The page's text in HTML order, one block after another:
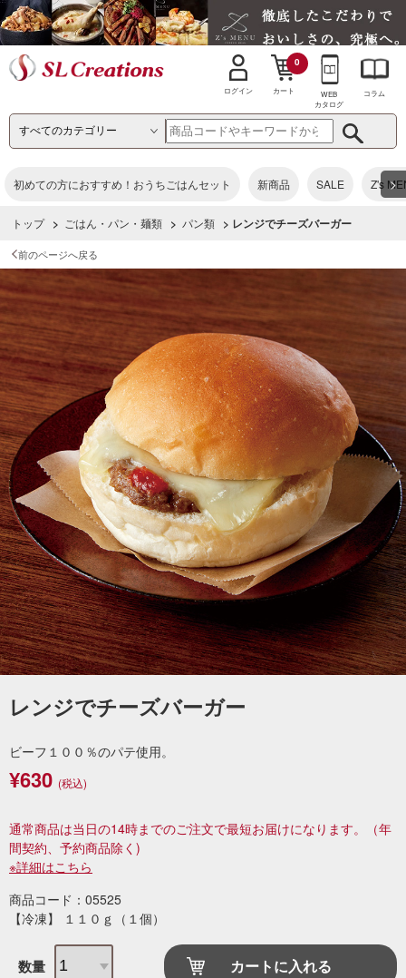
ログイン カート
0
WEB
カタログ
コラム
初めての方におすすめ！おうちごはんセット 新商品 SALE Z's >
トップ > ごはん・パン・麺類 > パン類 > レンジでチーズバーガー
前のページへ戻る
レンジでチーズバーガー
ビーフ１００％のパテ使用。
¥630 (税込)
通常商品は当日の14時までのご注文で最短お届けになります。
（年
間契約、予約商品除く)
※詳細はこちら
商品コード：05525
【冷凍】 １１０ｇ（１個）
数量 カートに入れる